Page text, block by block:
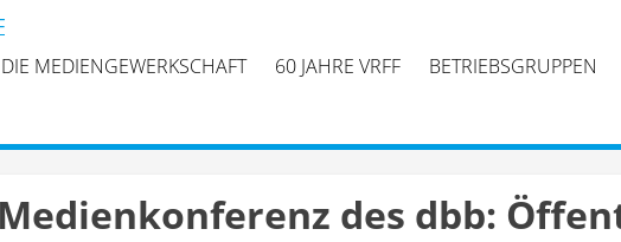
MEDIENGEWERKSCHAFT 60 JAHRE VRFF BETRIEBSGRUPPEN
des dbb: